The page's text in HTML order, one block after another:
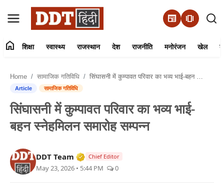
newspaper amp_stories
हमारे बारे में
शिक्षा
राजस्थान
home शिक्षा स्वास्थ्य राजस्थान देश राजनीति मनोरंजन खेल
Home सामाजिक गतिविधि सिंघासनी में कुम्पावत परिवार का भव्य भाई-बहन स्नेहमिलन समारोह सम्पन्न
Article सामाजिक गतिविधि
सिंघासनी में कुम्पावत परिवार का भव्य भाई-
बहन स्नेहमिलन समारोह सम्पन्न
DDT Team Verified Media or Organization • 01
Chief Editor
May 23, 2026 • 5:44 PM 0